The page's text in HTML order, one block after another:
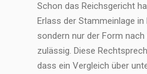
Schon das Reichsgericht
Erlass der Stammeinlage
sondern nur der Form
zulässig. Diese
dass ein Vergleich über